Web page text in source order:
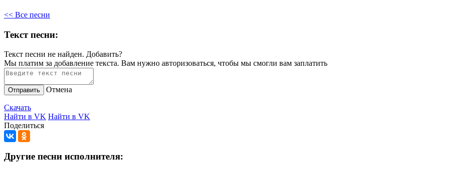
<< Все песни
Текст песни:
Текст песни не найден. Добавить?
Мы платим за добавление текста. Вам нужно авторизоваться, чтобы мы смогли вам заплатить
Отправить Отмена
Скачать
Найти в VK Найти в VK
Поделиться
Другие песни исполнителя: